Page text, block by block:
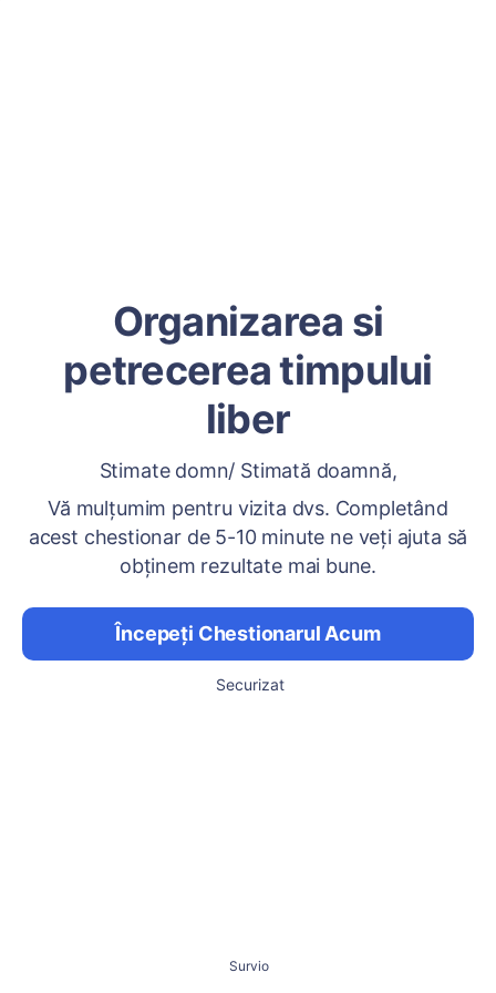
Organizarea si
petrecerea timpului
liber
Stimate domn/ Stimată doamnă,
Vă mulțumim pentru vizita dvs. Completând
acest chestionar de 5-10 minute ne veți ajuta să
obținem rezultate mai bune.
Începeți Chestionarul Acum
Securizat
Survio